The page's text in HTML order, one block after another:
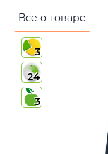
Все о товаре
3
24
3